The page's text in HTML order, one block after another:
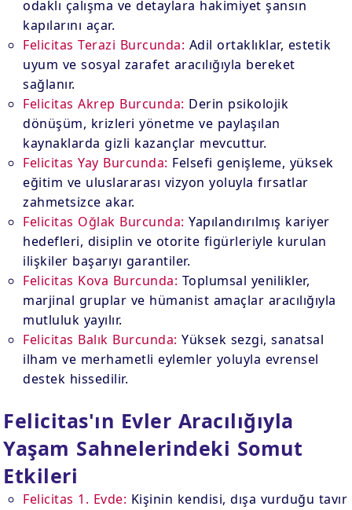
odaklı çalışma ve detaylara hakimiyet şansın
kapılarını açar.
Felicitas Terazi Burcunda: Adil ortaklıklar, estetik
uyum ve sosyal zarafet aracılığıyla bereket
sağlanır.
Felicitas Akrep Burcunda: Derin psikolojik
dönüşüm, krizleri yönetme ve paylaşılan
kaynaklarda gizli kazançlar mevcuttur.
Felicitas Yay Burcunda: Felsefi genişleme, yüksek
eğitim ve uluslararası vizyon yoluyla fırsatlar
zahmetsizce akar.
Felicitas Oğlak Burcunda: Yapılandırılmış kariyer
hedefleri, disiplin ve otorite figürleriyle kurulan
ilişkiler başarıyı garantiler.
Felicitas Kova Burcunda: Toplumsal yenilikler,
marjinal gruplar ve hümanist amaçlar aracılığıyla
mutluluk yayılır.
Felicitas Balık Burcunda: Yüksek sezgi, sanatsal
ilham ve merhametli eylemler yoluyla evrensel
destek hissedilir.
Felicitas'ın Evler Aracılığıyla
Yaşam Sahnelerindeki Somut
Etkileri
Felicitas 1. Evde: Kişinin kendisi, dışa vurduğu tavır